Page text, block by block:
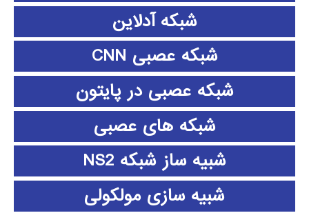
شبکه آدلاین
شبکه عصبی CNN
شبکه عصبی در پایتون
شبکه های عصبی
شبیه ساز شبکه NS2
شبیه سازی مولکولی